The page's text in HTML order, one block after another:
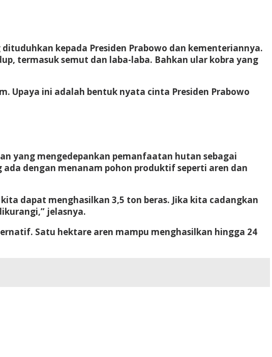
kepada Presiden Prabowo dan kementeriannya.
termasuk semut dan laba-laba. Bahkan ular kobra yang
Upaya ini adalah bentuk nyata cinta Presiden Prabowo
yang mengedepankan pemanfaatan hutan sebagai
dengan menanam pohon produktif seperti aren dan
dapat menghasilkan 3,5 ton beras. Jika kita cadangkan
jelasnya.
Satu hektare aren mampu menghasilkan hingga 24